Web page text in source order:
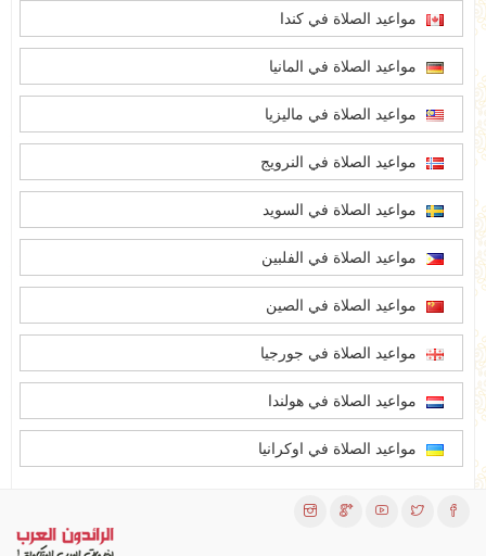
مواعيد الصلاة في كندا
مواعيد الصلاة في المانيا
مواعيد الصلاة في ماليزيا
مواعيد الصلاة في النرويج
مواعيد الصلاة في السويد
مواعيد الصلاة في الفلبين
مواعيد الصلاة في الصين
مواعيد الصلاة في جورجيا
مواعيد الصلاة في هولندا
مواعيد الصلاة في اوكرانيا